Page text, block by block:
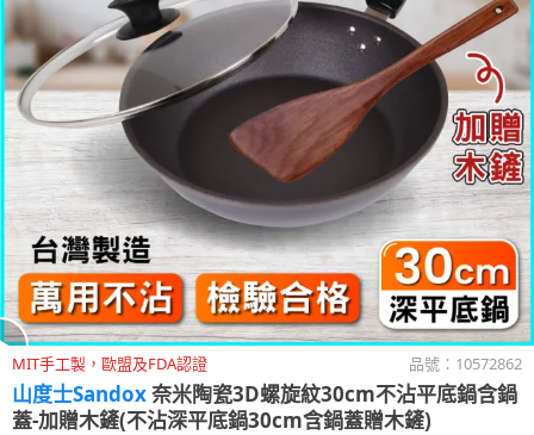
MIT手工製，歐盟及FDA認證 品號： 10572862
山度士Sandox奈米陶瓷3D螺旋紋30cm不沾平底鍋含鍋
蓋-加贈木鏟(不沾深平底鍋30cm含鍋蓋贈木鏟)